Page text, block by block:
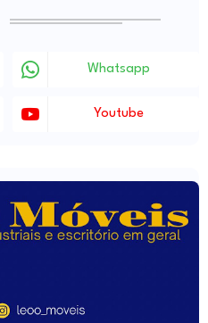
Whatsapp
Youtube